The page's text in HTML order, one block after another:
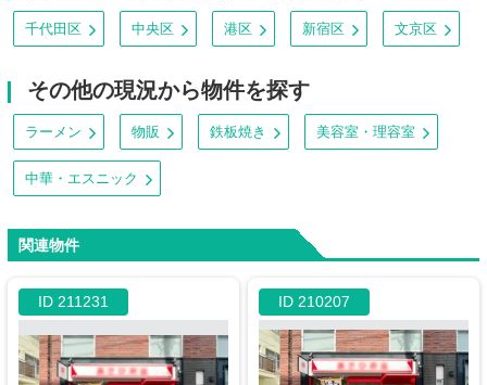
千代田区 中央区 港区 新宿区 文京区
その他の現況から物件を探す
ラーメン 物販 鉄板焼き 美容室・理容室
中華・エスニック
関連物件
ID 211231 ID 210207